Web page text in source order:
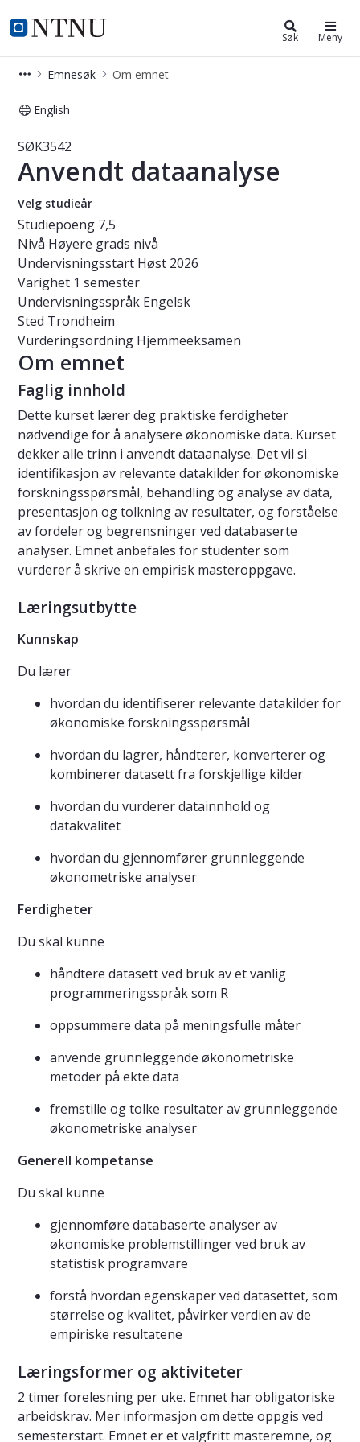
NTNU Hjemmeside
Studier Søk Meny
Emnesøk Om emnet
English
Emne - Anvendt dataanalyse -
SØK3542
Anvendt dataanalyse
Velg studieår
Studiepoeng 7,5
Nivå Høyere grads nivå
Undervisningsstart Høst 2026
Varighet 1 semester
Undervisningsspråk Engelsk
Sted Trondheim
Vurderingsordning Hjemmeeksamen
Om emnet
Faglig innhold
Dette kurset lærer deg praktiske ferdigheter
nødvendige for å analysere økonomiske data. Kurset
dekker alle trinn i anvendt dataanalyse. Det vil si
identifikasjon av relevante datakilder for økonomiske
forskningsspørsmål, behandling og analyse av data,
presentasjon og tolkning av resultater, og forståelse
av fordeler og begrensninger ved databaserte
analyser. Emnet anbefales for studenter som
vurderer å skrive en empirisk masteroppgave.
Læringsutbytte
Kunnskap
Du lærer
hvordan du identifiserer relevante datakilder for
økonomiske forskningsspørsmål
hvordan du lagrer, håndterer, konverterer og
kombinerer datasett fra forskjellige kilder
hvordan du vurderer datainnhold og
datakvalitet
hvordan du gjennomfører grunnleggende
økonometriske analyser
Ferdigheter
Du skal kunne
håndtere datasett ved bruk av et vanlig
programmeringsspråk som R
oppsummere data på meningsfulle måter
anvende grunnleggende økonometriske
metoder på ekte data
fremstille og tolke resultater av grunnleggende
økonometriske analyser
Generell kompetanse
Du skal kunne
gjennomføre databaserte analyser av
økonomiske problemstillinger ved bruk av
statistisk programvare
forstå hvordan egenskaper ved datasettet, som
størrelse og kvalitet, påvirker verdien av de
empiriske resultatene
Læringsformer og aktiviteter
2 timer forelesning per uke. Emnet har obligatoriske
arbeidskrav. Mer informasjon om dette oppgis ved
semesterstart. Emnet er et valgfritt masteremne, og